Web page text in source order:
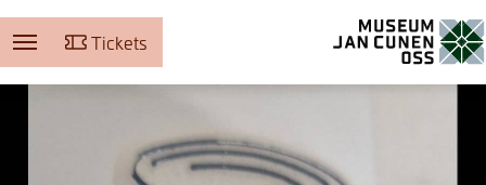
Tickets